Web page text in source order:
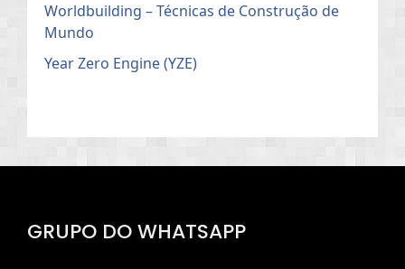
Worldbuilding – Técnicas de Construção de
Mundo
Year Zero Engine (YZE)
GRUPO DO WHATSAPP